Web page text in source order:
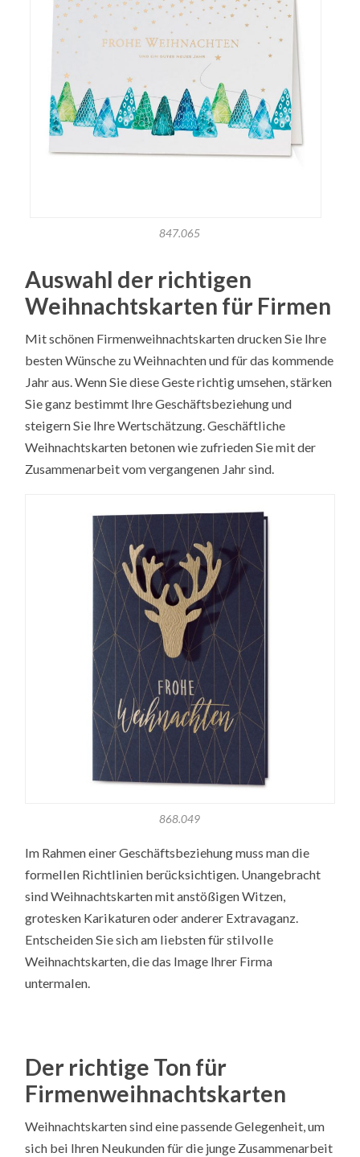
847.065
Auswahl der richtigen
Weihnachtskarten für Firmen
Mit schönen Firmenweihnachtskarten drucken Sie Ihre
besten Wünsche zu Weihnachten und für das kommende
Jahr aus. Wenn Sie diese Geste richtig umsehen, stärken
Sie ganz bestimmt Ihre Geschäftsbeziehung und
steigern Sie Ihre Wertschätzung. Geschäftliche
Weihnachtskarten betonen wie zufrieden Sie mit der
Zusammenarbeit vom vergangenen Jahr sind.
868.049
Im Rahmen einer Geschäftsbeziehung muss man die
formellen Richtlinien berücksichtigen. Unangebracht
sind Weihnachtskarten mit anstößigen Witzen,
grotesken Karikaturen oder anderer Extravaganz.
Entscheiden Sie sich am liebsten für stilvolle
Weihnachtskarten, die das Image Ihrer Firma
untermalen.
Der richtige Ton für
Firmenweihnachtskarten
Weihnachtskarten sind eine passende Gelegenheit, um
sich bei Ihren Neukunden für die junge Zusammenarbeit